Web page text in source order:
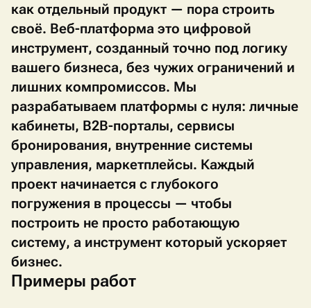
как отдельный продукт — пора строить
своё. Веб-платформа это цифровой
инструмент, созданный точно под логику
вашего бизнеса, без чужих ограничений и
лишних компромиссов. Мы
разрабатываем платформы с нуля: личные
кабинеты, B2B-порталы, сервисы
бронирования, внутренние системы
управления, маркетплейсы. Каждый
проект начинается с глубокого
погружения в процессы — чтобы
построить не просто работающую
систему, а инструмент который ускоряет
бизнес.
Примеры работ